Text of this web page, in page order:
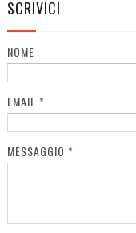
SCRIVICI
NOME
EMAIL *
MESSAGGIO *